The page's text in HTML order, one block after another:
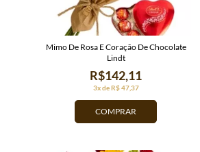
COMPRAR
3x de R$ 47,37
R$142,11
Mimo De Rosa E Coração De Chocolate
Lindt